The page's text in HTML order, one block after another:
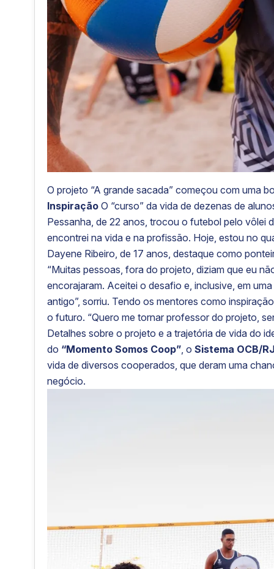
O projeto “A grande sacada” começou com uma
Inspiração O “curso” da vida de dezenas de
Pessanha, de 22 anos, trocou o futebol pelo vôlei
encontrei na vida e na profissão. Hoje, estou no
Dayene Ribeiro, de 17 anos, destaque como
“Muitas pessoas, fora do projeto, diziam que eu
encorajaram. Aceitei o desafio e, inclusive, em
antigo”, sorriu. Tendo os mentores como
o futuro. “Quero me tornar professor do projeto,
Detalhes sobre o projeto e a trajetória de vida do
do “Momento Somos Coop”, oSistema OCB/
vida de diversos cooperados, que deram uma
negócio.